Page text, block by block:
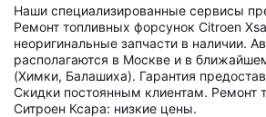
Наши специализированные сервисы
Ремонт топливных форсунок Citroen
неоригинальные запчасти в наличии.
располагаются в Москве и в
(Химки, Балашиха). Гарантия
Скидки постоянным клиентам. Ремонт
Ситроен Ксара: низкие цены.